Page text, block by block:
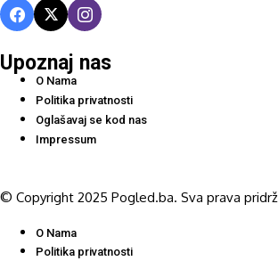
Upoznaj nas
O Nama
Politika privatnosti
Oglašavaj se kod nas
Impressum
© Copyright 2025 Pogled.ba. Sva prava
O Nama
Politika privatnosti